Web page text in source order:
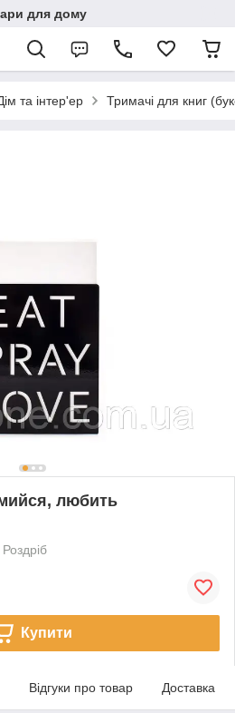
для дому
та інтер'ер Тримачі для книг
любить
Роздріб
Купити
Відгуки про товар Доставка